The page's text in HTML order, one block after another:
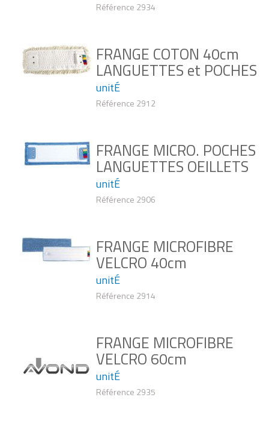
Référence 2934
FRANGE COTON 40cm
LANGUETTES et POCHES
unitÉ
Référence 2912
FRANGE MICRO. POCHES
LANGUETTES OEILLETS
unitÉ
Référence 2906
FRANGE MICROFIBRE
VELCRO 40cm
unitÉ
Référence 2914
FRANGE MICROFIBRE
VELCRO 60cm
unitÉ
Référence 2935